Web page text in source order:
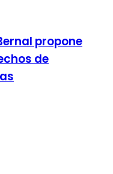
propone
de